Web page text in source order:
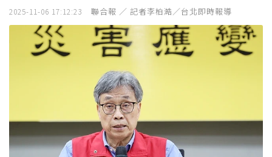
2025-11-06 17:12:23 聯合報 ／ 記者李柏澔／台北即時報導